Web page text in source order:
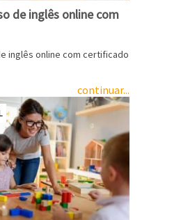
de inglês online com
inglês online com certificado
continuar...